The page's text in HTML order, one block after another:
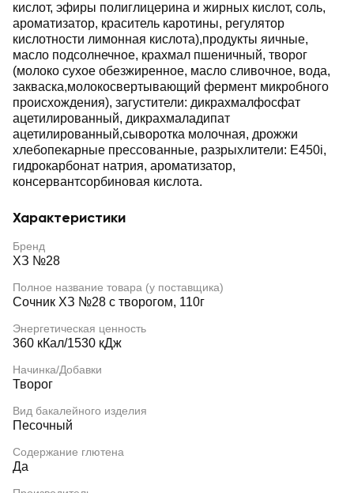
кислот, эфиры полиглицерина и жирных кислот, соль,
ароматизатор, краситель каротины, регулятор
кислотности лимонная кислота),продукты яичные,
масло подсолнечное, крахмал пшеничный, творог
(молоко сухое обезжиренное, масло сливочное, вода,
закваска,молокосвертывающий фермент микробного
происхождения), загустители: дикрахмалфосфат
ацетилированный, дикрахмаладипат
ацетилированный,сыворотка молочная, дрожжи
хлебопекарные прессованные, разрыхлители: Е450i,
гидрокарбонат натрия, ароматизатор,
консервантсорбиновая кислота.
Характеристики
Бренд
ХЗ №28
Полное название товара (у поставщика)
Сочник ХЗ №28 с творогом, 110г
Энергетическая ценность
360 кКал/1530 кДж
Начинка/Добавки
Творог
Вид бакалейного изделия
Песочный
Содержание глютена
Да